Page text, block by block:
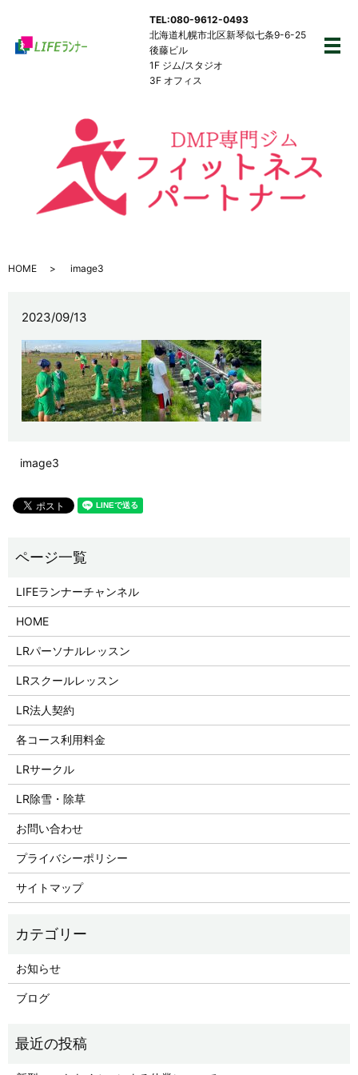
メ
TEL:080-9612-0493
北海道札幌市北区新琴似七条9-6-25
後藤ビル
1F ジム/スタジオ
3F オフィス
HOME image3
2023/09/13
image3
LIFEランナーチャンネル
HOME
LRパーソナルレッスン
LRスクールレッスン
LR法人契約
各コース利用料金
LRサークル
LR除雪・除草
お問い合わせ
プライバシーポリシー
サイトマップ
お知らせ
ブログ